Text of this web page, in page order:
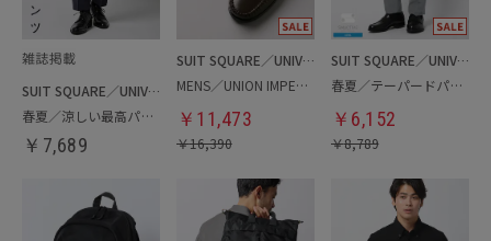
SUIT SQUARE／UNIVERSAL LANGUAGE
春夏／涼しい最高パンツ
￥ 7,689
SUIT SQUARE／UNIVERSAL LANGUAGE
MENS／UNION IMPERIAL監修／コインローファー
￥ 11,473
￥16,390
SUIT SQUARE／UNIVERSAL LANGUAGE
春夏／テーパードパンツ
￥ 6,152
￥8,789